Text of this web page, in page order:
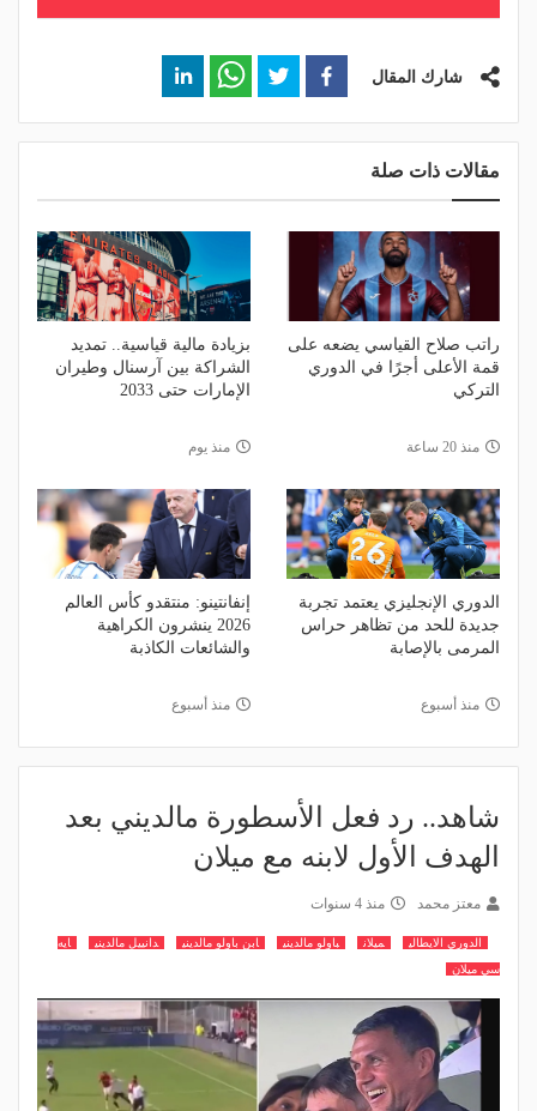
شارك المقال
مقالات ذات صلة
راتب صلاح القياسي يضعه على
قمة الأعلى أجرًا في الدوري
التركي
منذ 20 ساعة
بزيادة مالية قياسية.. تمديد
الشراكة بين آرسنال وطيران
الإمارات حتى 2033
منذ يوم
الدوري الإنجليزي يعتمد تجربة
جديدة للحد من تظاهر حراس
المرمى بالإصابة
منذ أسبوع
إنفانتينو: منتقدو كأس العالم
2026 ينشرون الكراهية
والشائعات الكاذبة
منذ أسبوع
شاهد.. رد فعل الأسطورة مالديني بعد
الهدف الأول لابنه مع ميلان
معتز محمد منذ 4 سنوات
الدوري الايطالي ميلان باولو مالديني ابن باولو مالديني دانييل مالديني
ايه
سي ميلان